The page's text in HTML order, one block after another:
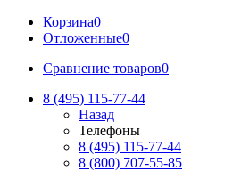
Корзина0
Отложенные0
Сравнение товаров0
8 (495) 115-77-44
Назад
Телефоны
8 (495) 115-77-44
8 (800) 707-55-85